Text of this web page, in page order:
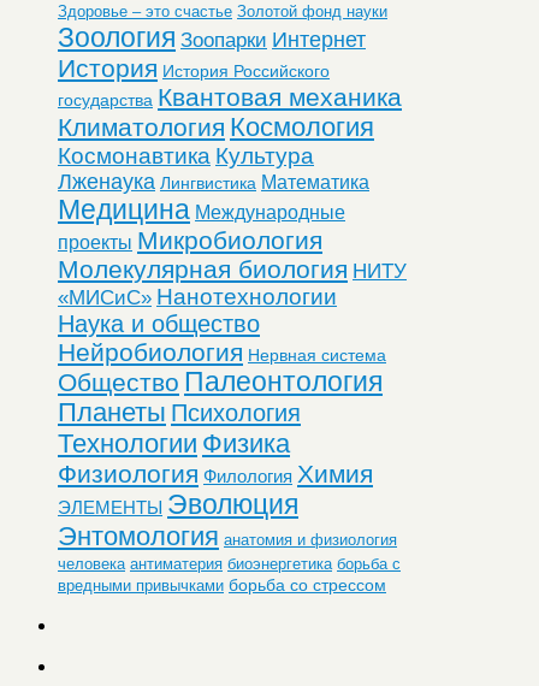
Здоровье – это счастье Золотой фонд науки
Зоология Зоопарки Интернет
История История Российского
государства Квантовая механика
Климатология Космология
Космонавтика Культура
Лженаука Лингвистика Математика
Медицина Международные
проекты Микробиология
Молекулярная биология НИТУ
«МИСиС» Нанотехнологии
Наука и общество
Нейробиология Нервная система
Общество Палеонтология
Планеты Психология
Технологии Физика
Физиология Филология Химия
ЭЛЕМЕНТЫ Эволюция
Энтомология анатомия и физиология
человека антиматерия биоэнергетика борьба с
вредными привычками борьба со стрессом